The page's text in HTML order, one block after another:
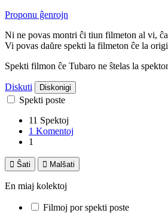
Proponu ĝenrojn
Ni ne povas montri ĉi tiun filmeton al vi,
Vi povas daŭre spekti la filmeton ĉe la
Spekti filmon ĉe Tubaro ne ŝtelas la
Diskuti Diskonigi
Spekti poste
11 Spektoj
1 Komentoj
1
 Ŝati  Malŝati
En miaj kolektoj
Filmoj por spekti poste